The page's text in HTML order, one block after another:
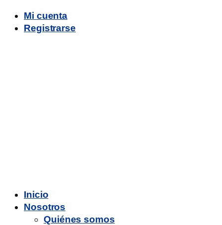
Mi cuenta
Registrarse
Inicio
Nosotros
Quiénes somos